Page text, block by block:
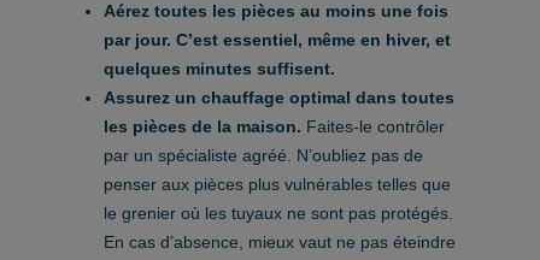
Aérez toutes les pièces au moins une fois
par jour. C’est essentiel, même en hiver, et
quelques minutes suffisent.
Assurez un chauffage optimal dans toutes
les pièces de la maison. Faites-le contrôler
par un spécialiste agréé. N’oubliez pas de
penser aux pièces plus vulnérables telles que
le grenier où les tuyaux ne sont pas protégés.
En cas d’absence, mieux vaut ne pas éteindre